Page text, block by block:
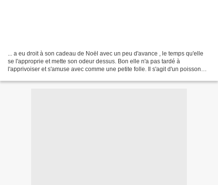
... a eu droit à son cadeau de Noël avec un peu d'avance , le temps qu'elle
se l'approprie et mette son odeur dessus. Bon elle n'a pas tardé à
l'apprivoiser et s'amuse avec comme une petite folle. Il s'agit d'un poisson